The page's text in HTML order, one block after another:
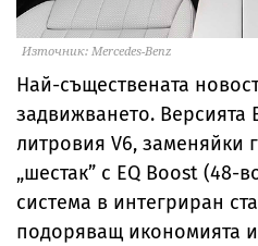
Източник: Mercedes-Benz
Най-съществената
задвижването. Версията
литровия V6, заменяйки
„шестак” с EQ Boost (48-
система в интегриран
подоряващ икономията